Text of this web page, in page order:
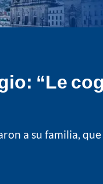
“Le
a su familia,